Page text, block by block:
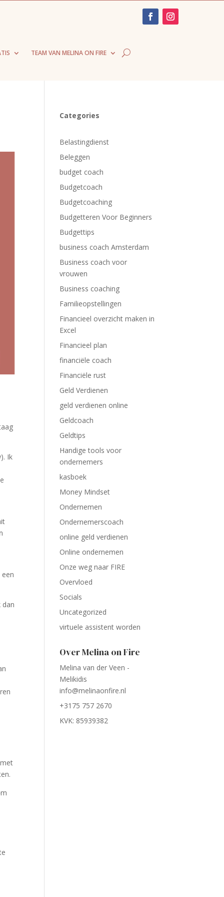
TEAM VAN MELINA ON FIRE
Ik
dan
Categories
Belastingdienst
Beleggen
budget coach
Budgetcoach
Budgetcoaching
Budgetteren Voor Beginners
Budgettips
business coach Amsterdam
Business coach voor
vrouwen
Business coaching
Familieopstellingen
Financieel overzicht maken in
Excel
Financieel plan
financiële coach
Financiële rust
Geld Verdienen
geld verdienen online
Geldcoach
Geldtips
Handige tools voor
ondernemers
kasboek
Money Mindset
Ondernemen
Ondernemerscoach
online geld verdienen
Online ondernemen
Onze weg naar FIRE
Overvloed
Socials
Uncategorized
virtuele assistent worden
Over Melina on Fire
Melina van der Veen -
Melikidis
info@melinaonfire.nl
+3175 757 2670
KVK: 85939382